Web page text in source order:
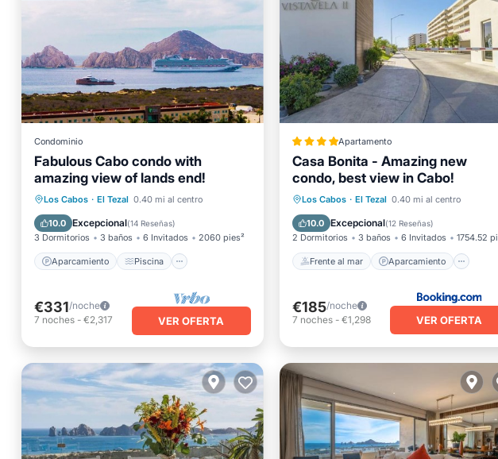
Condominio
Fabulous Cabo condo with
amazing view of lands end!
Los Cabos · El Tezal 0.40 mi al centro
10.0 Excepcional(14 Reseñas)
3 Dormitorios 3 baños 6 Invitados 2060 pies²
Aparcamiento Piscina
Aparcamiento
Piscina
Vista al mar
Balcón/Terraza
€331/noche
7 noches - €2,317 VER OFERTA
Apartamento
Casa Bonita - Amazing new
condo, best view in Cabo!
Los Cabos · El Tezal 0.40 mi al centro
10.0 Excepcional(12 Reseñas)
2 Dormitorios 3 baños 6 Invitados 1754.52 pies²
Frente al mar Aparcamiento
Frente al mar
Aparcamiento
Piscina
Vista al mar
€185/noche
7 noches- €1,298 VER OFERTA